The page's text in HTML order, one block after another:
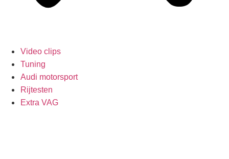
Video clips
Tuning
Audi motorsport
Rijtesten
Extra VAG